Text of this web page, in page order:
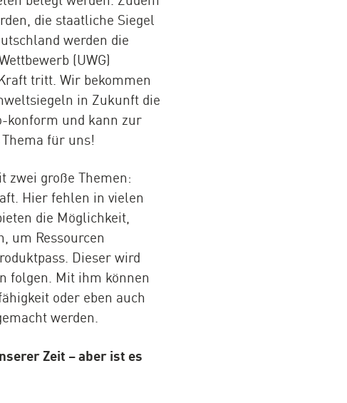
die staatliche Siegel
werden die
(UWG)
tritt. Wir bekommen
in Zukunft die
konform und kann zur
für uns!
zwei große Themen:
Hier fehlen in vielen
die Möglichkeit,
um Ressourcen
Dieser wird
folgen. Mit ihm können
oder eben auch
werden.
Zeit – aber ist es